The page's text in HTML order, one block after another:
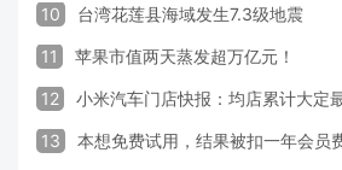
10 台湾花莲县海域发生7.3级地震
11 苹果市值两天蒸发超万亿元！
12 小米汽车门店快报：均店累计大
13 本想免费试用，结果被扣一年会员